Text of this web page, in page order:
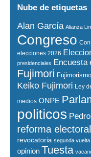
Nube de etiquetas
Alan García Alianza
Congreso
elecciones 2026
presidenciales Encuesta
Fujimori Fujimorismo
Keiko Fujimori Ley
medios ONPE
politicos
reforma electoral
revocatoria segunda vuelta
opinion Tuesta